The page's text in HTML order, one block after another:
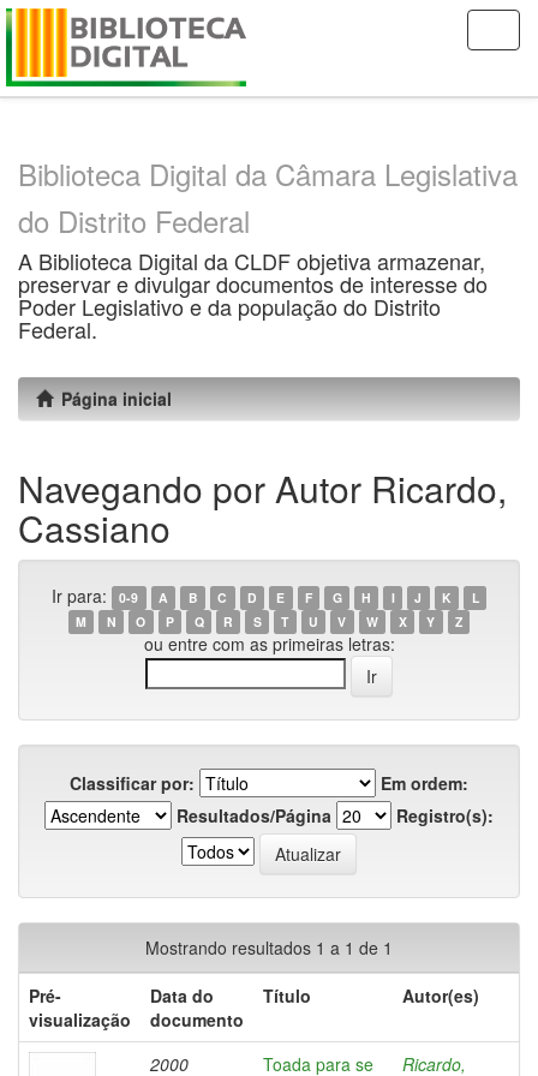
Skip
Biblioteca Digital da Câmara Legislativa
do Distrito Federal
A Biblioteca Digital da CLDF objetiva armazenar,
preservar e divulgar documentos de interesse do
Poder Legislativo e da população do Distrito
Federal.
Página inicial
Navegando por Autor Ricardo,
Cassiano
Ir para: 0-9 A B C D E F G H I J K
L
M
N O P Q R S T U V W X Y Z
ou entre com as primeiras letras:
Classificar por:
Em ordem:
Resultados/Página
Registro(s):
Mostrando resultados 1 a 1 de 1
Pré-
visualização
Data do
documento
Título Autor(es)
2000 Toada para se Ricardo,